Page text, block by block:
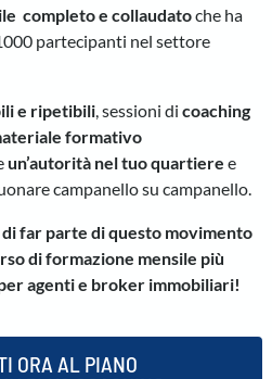
completo e collaudatoche ha
partecipanti nel settore
e ripetibili, sessioni di coaching
formativo
un’autorità nel tuo quartiere e
campanello su campanello.
far parte di questo movimento
di formazione mensile più
agenti e broker immobiliari!
ORA AL PIANO